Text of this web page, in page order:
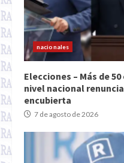
nacionales
Elecciones – Más de
nivel nacional
encubierta
7 de agosto de 2026